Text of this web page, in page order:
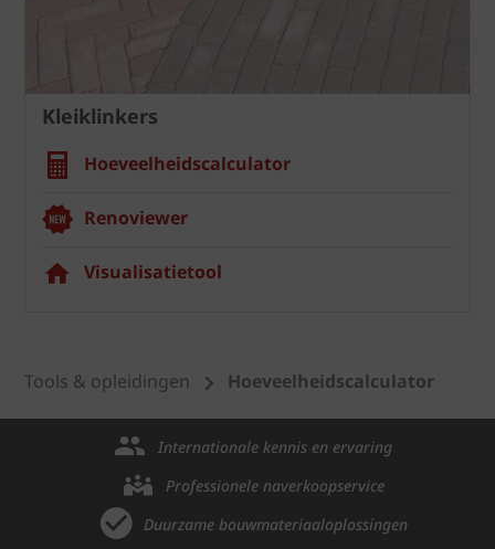
Kleiklinkers
Hoeveelheidscalculator
Renoviewer
Visualisatietool
Tools & opleidingen Hoeveelheidscalculator
Internationale kennis en ervaring
Professionele naverkoopservice
Duurzame bouwmateriaaloplossingen